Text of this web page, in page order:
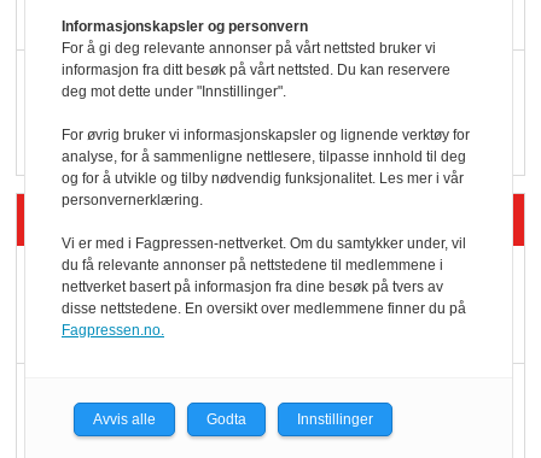
serveringstilbud
Vokser med ferdigmat
i dagligvare
Siste artikler - Butikk i praksis
Rema-flaggskip
dundrer videre
Slik opprettholdes
ølsalget
Informasjonskapsler og personvern
For å gi deg relevante annonser på vårt nettsted bruker vi
informasjon fra ditt besøk på vårt nettsted. Du kan reservere
deg mot dette under "Innstillinger".
For øvrig bruker vi informasjonskapsler og lignende verktøy for
analyse, for å sammenligne nettlesere, tilpasse innhold til deg
og for å utvikle og tilby nødvendig funksjonalitet. Les mer i vår
personvernerklæring.
Vi er med i Fagpressen-nettverket. Om du samtykker under, vil
du få relevante annonser på nettstedene til medlemmene i
nettverket basert på informasjon fra dine besøk på tvers av
disse nettstedene. En oversikt over medlemmene finner du på
Fagpressen.no.
Avvis alle Godta Innstillinger